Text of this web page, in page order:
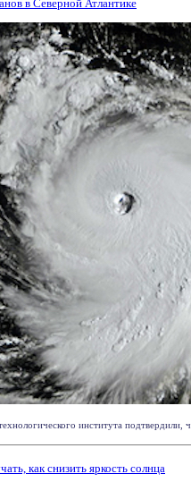
в Северной Атлантике
института подтвердили,
как снизить яркость солнца